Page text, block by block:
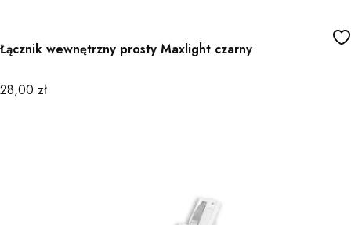
Łącznik wewnętrzny prosty Maxlight czarny
Cena
28,00 zł